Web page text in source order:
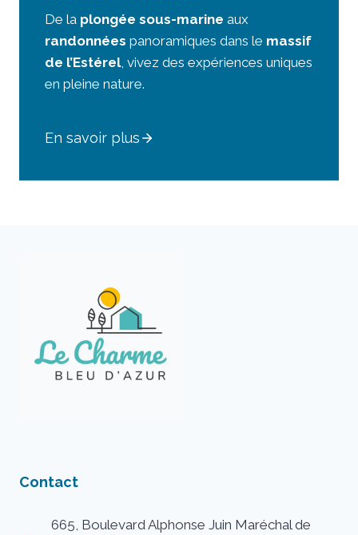
De la plongée sous-marine aux
randonnées panoramiques dans le massif
de l’Estérel, vivez des expériences uniques
en pleine nature.
En savoir plus
Contact
665, Boulevard Alphonse Juin Maréchal de